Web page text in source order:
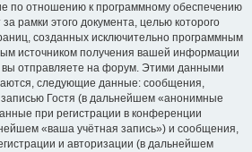
по отношению к программному обеспечению
рамки этого документа, целью которого
созданных исключительно программным
источником получения вашей информации
отправляете на форум. Этими данными
следующие данные: сообщения,
Гостя (в дальнейшем «анонимные
при регистрации в конференции
«ваша учётная запись») и сообщения,
и авторизации (в дальнейшем